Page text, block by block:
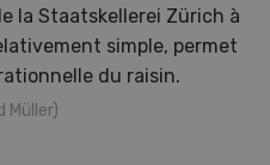
la Staatskellerei Zürich à
simple, permet
du raisin.
Müller)